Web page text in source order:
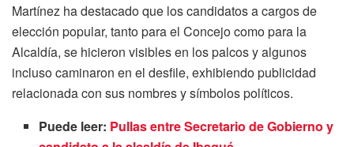
Martínez ha destacado que los candidatos a cargos de
elección popular, tanto para el Concejo como para la
Alcaldía, se hicieron visibles en los palcos y algunos
incluso caminaron en el desfile, exhibiendo publicidad
relacionada con sus nombres y símbolos políticos.
Puede leer: Pullas entre Secretario de Gobierno y